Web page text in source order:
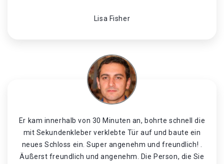
Lisa Fisher
Er kam innerhalb von 30 Minuten an, bohrte schnell die
mit Sekundenkleber verklebte Tür auf und baute ein
neues Schloss ein. Super angenehm und freundlich! .
Äußerst freundlich und angenehm. Die Person, die Sie